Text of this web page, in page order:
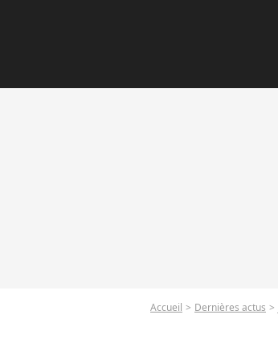
Accueil Dernières actus